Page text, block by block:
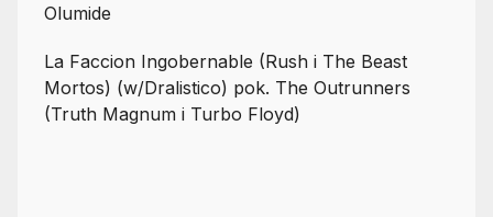
Olumide
La Faccion Ingobernable (Rush i The Beast
Mortos) (w/Dralistico) pok. The Outrunners
(Truth Magnum i Turbo Floyd)